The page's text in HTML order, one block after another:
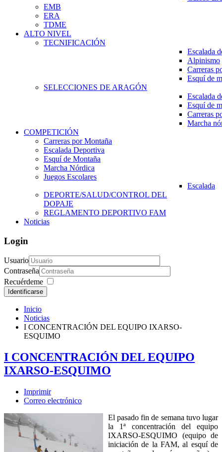
EMB
ERA
TDME
ALTO NIVEL
TECNIFICACIÓN
Escalada
Alpinismo
Carreras
Esquí de
SELECCIONES DE ARAGÓN
Escalada
Esquí de
Carreras
Marcha
COMPETICIÓN
Carreras por Montaña
Escalada Deportiva
Esquí de Montaña
Marcha Nórdica
Juegos Escolares
Escalada
DEPORTE/SALUD/CONTROL DEL
DOPAJE
REGLAMENTO DEPORTIVO FAM
Noticias
Login
Usuario
Contraseña
Recuérdeme
Identificarse
Inicio
Noticias
I CONCENTRACIÓN DEL EQUIPO IXARSO-
ESQUIMO
I CONCENTRACIÓN DEL EQUIPO
IXARSO-ESQUIMO
Imprimir
Correo electrónico
El pasado fin de semana tuvo lugar
la 1ª concentración del equipo
IXARSO-ESQUIMO (equipo de
iniciación de la FAM, al esquí de